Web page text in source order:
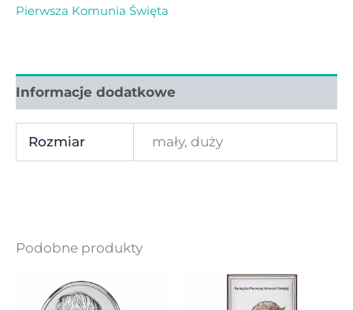
Pierwsza Komunia Święta
Informacje dodatkowe
Rozmiar mały, duży
Podobne produkty